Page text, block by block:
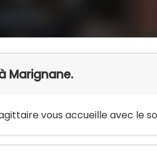
Marignane.
vous accueille avec le